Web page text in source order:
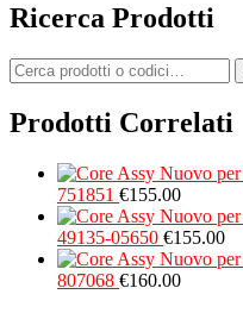
Ricerca Prodotti
Prodotti Correlati
751851 €155.00
49135-05650 €155.00
807068 €160.00